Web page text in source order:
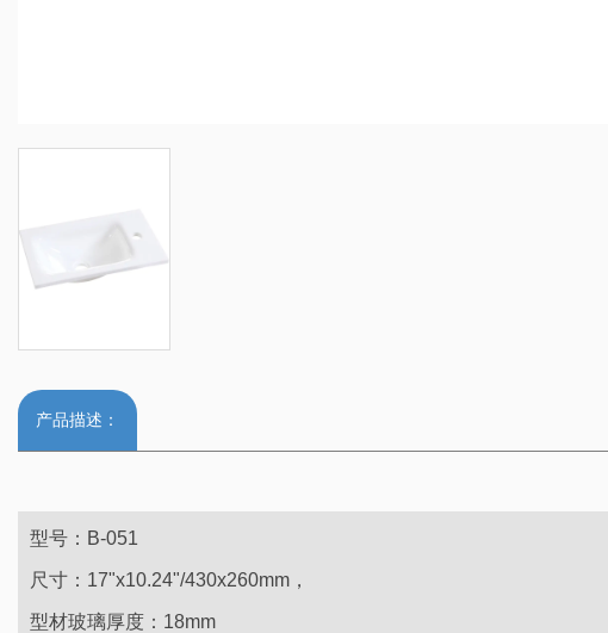
产品描述：
型号：B-051
尺寸：17"x10.24"/430x260mm，
型材玻璃厚度：18mm